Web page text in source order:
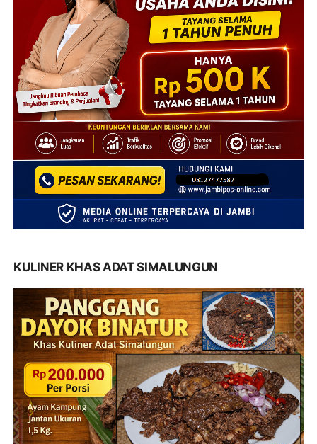
KULINER KHAS ADAT SIMALUNGUN